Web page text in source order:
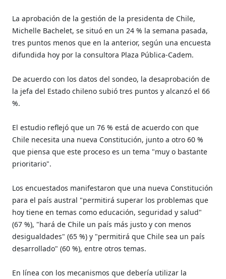
La aprobación de la gestión de la presidenta de Chile,
Michelle Bachelet, se situó en un 24 % la semana pasada,
tres puntos menos que en la anterior, según una encuesta
difundida hoy por la consultora Plaza Pública-Cadem.
De acuerdo con los datos del sondeo, la desaprobación de
la jefa del Estado chileno subió tres puntos y alcanzó el 66
%.
El estudio reflejó que un 76 % está de acuerdo con que
Chile necesita una nueva Constitución, junto a otro 60 %
que piensa que este proceso es un tema "muy o bastante
prioritario".
Los encuestados manifestaron que una nueva Constitución
para el país austral "permitirá superar los problemas que
hoy tiene en temas como educación, seguridad y salud"
(67 %), "hará de Chile un país más justo y con menos
desigualdades" (65 %) y "permitirá que Chile sea un país
desarrollado" (60 %), entre otros temas.
En línea con los mecanismos que debería utilizar la